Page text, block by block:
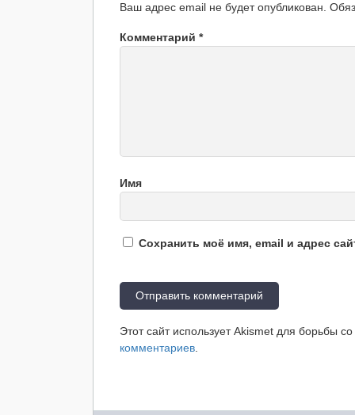
Ваш адрес email не будет опубликован.
Комментарий*
Имя
Сохранить моё имя, email и адрес
Этот сайт использует Akismet для борьбы
комментариев